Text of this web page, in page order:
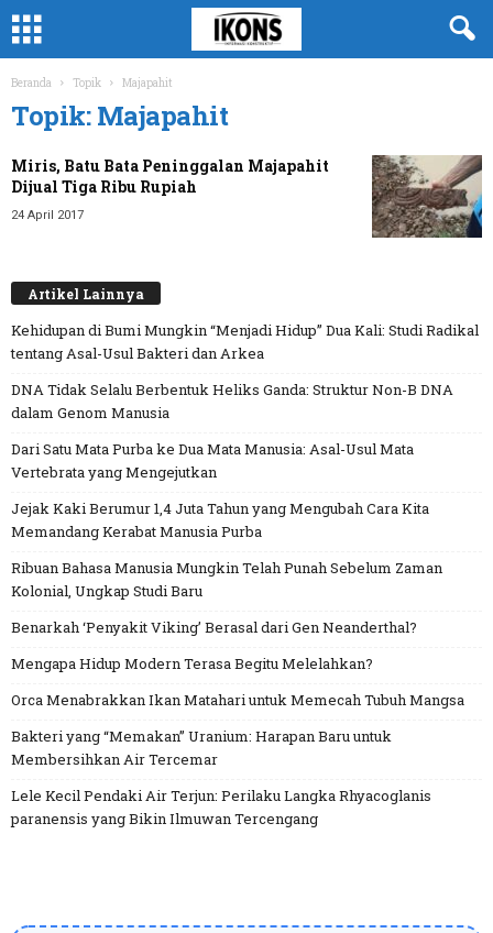
Beranda Topik Majapahit
Topik: Majapahit
Miris, Batu Bata Peninggalan Majapahit
Dijual Tiga Ribu Rupiah
24 April 2017
Artikel Lainnya
Kehidupan di Bumi Mungkin “Menjadi Hidup” Dua Kali: Studi Radikal
tentang Asal-Usul Bakteri dan Arkea
DNA Tidak Selalu Berbentuk Heliks Ganda: Struktur Non-B DNA
dalam Genom Manusia
Dari Satu Mata Purba ke Dua Mata Manusia: Asal-Usul Mata
Vertebrata yang Mengejutkan
Jejak Kaki Berumur 1,4 Juta Tahun yang Mengubah Cara Kita
Memandang Kerabat Manusia Purba
Ribuan Bahasa Manusia Mungkin Telah Punah Sebelum Zaman
Kolonial, Ungkap Studi Baru
Benarkah ‘Penyakit Viking’ Berasal dari Gen Neanderthal?
Mengapa Hidup Modern Terasa Begitu Melelahkan?
Orca Menabrakkan Ikan Matahari untuk Memecah Tubuh Mangsa
Bakteri yang “Memakan” Uranium: Harapan Baru untuk
Membersihkan Air Tercemar
Lele Kecil Pendaki Air Terjun: Perilaku Langka Rhyacoglanis
paranensis yang Bikin Ilmuwan Tercengang